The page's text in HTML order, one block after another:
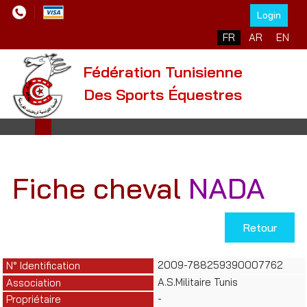
Login
Sélectionnez votre
FR AR EN
Fédération Tunisienne
Des Sports Équestres
Fiche cheval NADA
Retour
N° Identification
2009-788259390007762
Association
A.S.Militaire Tunis
Propriétaire
-